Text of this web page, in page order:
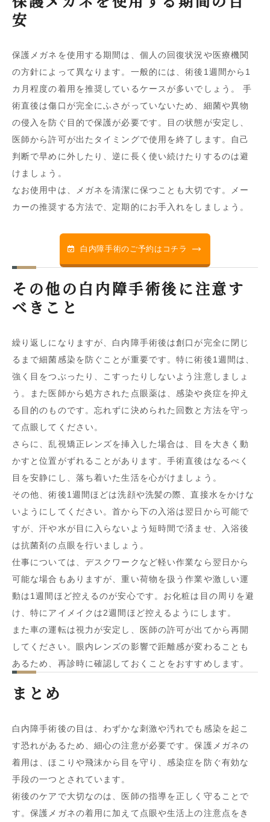
安
保護メガネを使用する期間は、個人の回復状況や医療機関
の方針によって異なります。一般的には、術後1週間から1
カ月程度の着用を推奨しているケースが多いでしょう。 手
術直後は傷口が完全にふさがっていないため、細菌や異物
の侵入を防ぐ目的で保護が必要です。目の状態が安定し、
医師から許可が出たタイミングで使用を終了します。自己
判断で早めに外したり、逆に長く使い続けたりするのは避
けましょう。
なお使用中は、メガネを清潔に保つことも大切です。メー
カーの推奨する方法で、定期的にお手入れをしましょう。
白内障手術のご予約はコチラ
その他の白内障手術後に注意す
べきこと
繰り返しになりますが、白内障手術後は創口が完全に閉じ
るまで細菌感染を防ぐことが重要です。特に術後1週間は、
強く目をつぶったり、こすったりしないよう注意しましょ
う。また医師から処方された点眼薬は、感染や炎症を抑え
る目的のものです。忘れずに決められた回数と方法を守っ
て点眼してください。
さらに、乱視矯正レンズを挿入した場合は、目を大きく動
かすと位置がずれることがあります。手術直後はなるべく
目を安静にし、落ち着いた生活を心がけましょう。
その他、術後1週間ほどは洗顔や洗髪の際、直接水をかけな
いようにしてください。首から下の入浴は翌日から可能で
すが、汗や水が目に入らないよう短時間で済ませ、入浴後
は抗菌剤の点眼を行いましょう。
仕事については、デスクワークなど軽い作業なら翌日から
可能な場合もありますが、重い荷物を扱う作業や激しい運
動は1週間ほど控えるのが安心です。お化粧は目の周りを避
け、特にアイメイクは2週間ほど控えるようにします。
また車の運転は視力が安定し、医師の許可が出てから再開
してください。眼内レンズの影響で距離感が変わることも
あるため、再診時に確認しておくことをおすすめします。
まとめ
白内障手術後の目は、わずかな刺激や汚れでも感染を起こ
す恐れがあるため、細心の注意が必要です。保護メガネの
着用は、ほこりや飛沫から目を守り、感染症を防ぐ有効な
手段の一つとされています。
術後のケアで大切なのは、医師の指導を正しく守ることで
す。保護メガネの着用に加えて点眼や生活上の注意点をき